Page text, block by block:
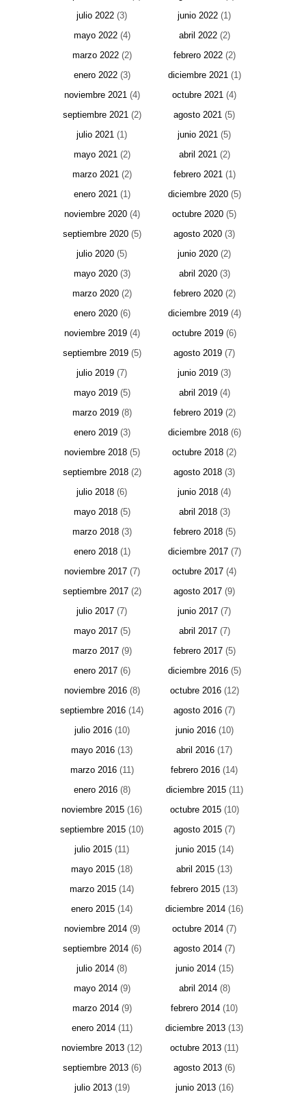
julio 2022 (3) junio 2022 (1)
mayo 2022(4) abril 2022(2)
marzo 2022(2) febrero 2022(2)
enero 2022(3) diciembre 2021(1)
noviembre 2021(4) octubre 2021 (4)
septiembre 2021(2) agosto 2021 (5)
julio 2021 (1) junio 2021 (5)
mayo 2021(2) abril 2021(2)
marzo 2021(2) febrero 2021(1)
enero 2021(1) diciembre 2020(5)
noviembre 2020(4) octubre 2020 (5)
septiembre 2020(5) agosto 2020 (3)
julio 2020 (5) junio 2020 (2)
mayo 2020(3) abril 2020(3)
marzo 2020(2) febrero 2020(2)
enero 2020(6) diciembre 2019(4)
noviembre 2019(4) octubre 2019 (6)
septiembre 2019(5) agosto 2019 (7)
julio 2019 (7) junio 2019 (3)
mayo 2019(5) abril 2019(4)
marzo 2019(8) febrero 2019(2)
enero 2019(3) diciembre 2018(6)
noviembre 2018(5) octubre 2018 (2)
septiembre 2018(2) agosto 2018 (3)
julio 2018 (6) junio 2018 (4)
mayo 2018(5) abril 2018(3)
marzo 2018(3) febrero 2018(5)
enero 2018(1) diciembre 2017(7)
noviembre 2017(7) octubre 2017 (4)
septiembre 2017(2) agosto 2017 (9)
julio 2017 (7) junio 2017 (7)
mayo 2017(5) abril 2017(7)
marzo 2017(9) febrero 2017(5)
enero 2017(6) diciembre 2016(5)
noviembre 2016(8) octubre 2016(12)
septiembre 2016 (14) agosto 2016 (7)
julio 2016(10) junio 2016(10)
mayo 2016 (13) abril 2016 (17)
marzo 2016(11) febrero 2016 (14)
enero 2016(8) diciembre 2015(11)
noviembre 2015 (16) octubre 2015(10)
septiembre 2015 (10) agosto 2015 (7)
julio 2015 (11) junio 2015(14)
mayo 2015 (18) abril 2015 (13)
marzo 2015 (14) febrero 2015 (13)
enero 2015 (14) diciembre 2014 (16)
noviembre 2014(9) octubre 2014 (7)
septiembre 2014(6) agosto 2014 (7)
julio 2014 (8) junio 2014(15)
mayo 2014(9) abril 2014(8)
marzo 2014(9) febrero 2014 (10)
enero 2014(11) diciembre 2013 (13)
noviembre 2013 (12) octubre 2013 (11)
septiembre 2013(6) agosto 2013 (6)
julio 2013(19) junio 2013(16)